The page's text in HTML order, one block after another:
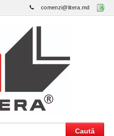
comenzi@litera.md
Caută